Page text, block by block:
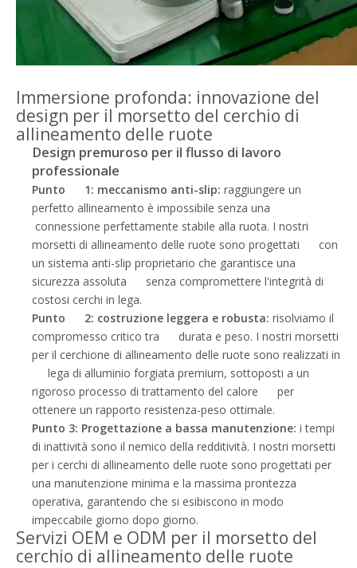
Immersione profonda: innovazione del
design per il morsetto del cerchio di
allineamento delle ruote
Design premuroso per il flusso di lavoro
professionale
Punto 1: meccanismo anti-slip: raggiungere un
perfetto allineamento è impossibile senza una
connessione perfettamente stabile alla ruota. I nostri
morsetti di allineamento delle ruote sono progettati con
un sistema anti-slip proprietario che garantisce una
sicurezza assoluta senza compromettere l'integrità di
costosi cerchi in lega.
Punto 2: costruzione leggera e robusta: risolviamo il
compromesso critico tra durata e peso. I nostri morsetti
per il cerchione di allineamento delle ruote sono realizzati in
lega di alluminio forgiata premium, sottoposti a un
rigoroso processo di trattamento del calore per
ottenere un rapporto resistenza-peso ottimale.
Punto 3: Progettazione a bassa manutenzione: i tempi
di inattività sono il nemico della redditività. I nostri morsetti
per i cerchi di allineamento delle ruote sono progettati per
una manutenzione minima e la massima prontezza
operativa, garantendo che si esibiscono in modo
impeccabile giorno dopo giorno.
Servizi OEM e ODM per il morsetto del
cerchio di allineamento delle ruote